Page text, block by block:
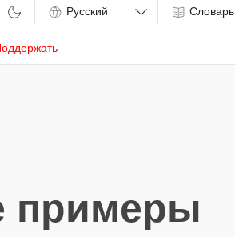
Словарь
примеры